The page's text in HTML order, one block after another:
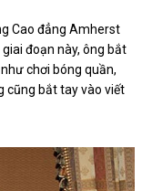
Cao đẳng Amherst
đoạn này, ông bắt
chơi bóng quần,
cũng bắt tay vào viết